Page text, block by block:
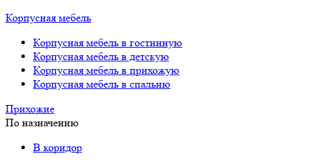
Корпусная мебель
Корпусная мебель в гостинную
Корпусная мебель в детскую
Корпусная мебель в прихожую
Корпусная мебель в спальню
Прихожие
По назначению
В коридор